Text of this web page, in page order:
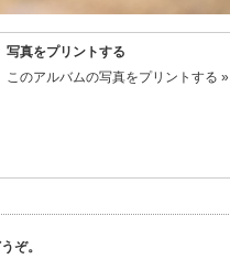
写真をプリントする
このアルバムの写真をプリントする »
ぞ。